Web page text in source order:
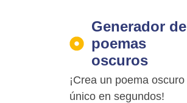
Generador de
poemas
oscuros
¡Crea un poema oscuro
único en segundos!